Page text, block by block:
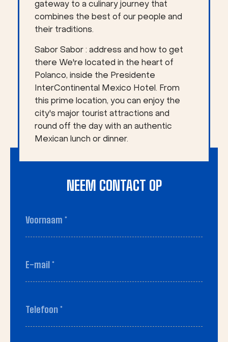
NEEM CONTACT OP
Voornaam
E-
Telefoon
gateway to a culinary journey that
combines the best of our people and
their traditions.
Sabor Sabor : address and how to get
there We're located in the heart of
Polanco, inside the Presidente
InterContinental Mexico Hotel. From
this prime location, you can enjoy the
city's major tourist attractions and
round off the day with an authentic
Mexican lunch or dinner.